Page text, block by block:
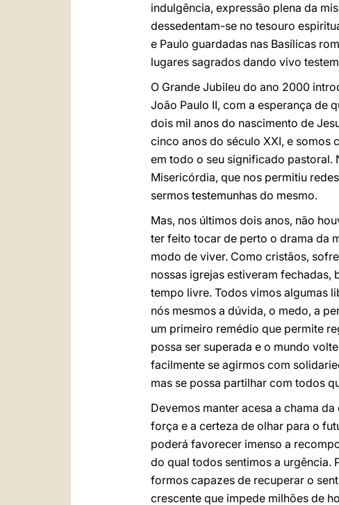
indulgência, expressão plena da
dessedentam-se no tesouro
e Paulo guardadas nas Basílicas
lugares sagrados dando vivo
O Grande Jubileu do ano 2000
João Paulo II, com a esperança de
dois mil anos do nascimento de
cinco anos do século XXI, e somos
em todo o seu significado pastoral.
Misericórdia, que nos permitiu
sermos testemunhas do mesmo.
Mas, nos últimos dois anos, não
ter feito tocar de perto o drama da
modo de viver. Como cristãos,
nossas igrejas estiveram fechadas,
tempo livre. Todos vimos algumas
nós mesmos a dúvida, o medo, a
um primeiro remédio que permite
possa ser superada e o mundo
facilmente se agirmos com
mas se possa partilhar com todos
Devemos manter acesa a chama
força e a certeza de olhar para o
poderá favorecer imenso a
do qual todos sentimos a urgência.
formos capazes de recuperar o
crescente que impede milhões de